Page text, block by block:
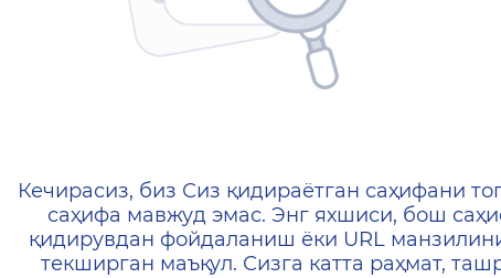
404 — Страница не
Кечирасиз, биз Сиз қидираётган саҳифани
саҳифа мавжуд эмас. Энг яхшиси, бош
қидирувдан фойдаланиш ёки URL
текширган маъқул. Сизга катта раҳмат,